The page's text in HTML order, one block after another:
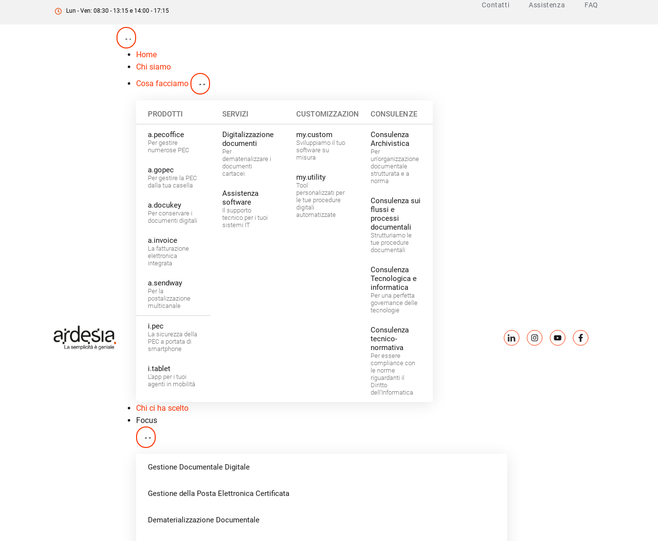
Lun - Ven: 08:30 - 13:15 e 14:00 - 17:15
Contatti Assistenza FAQ
Home
Chi siamo
Cosa facciamo
PRODOTTI
a.pecoffice
Per gestire
numerose PEC
a.gopec
Per gestire la PEC
dalla tua casella
a.docukey
Per conservare i
documenti digitali
a.invoice
La fatturazione
elettronica
integrata
a.sendway
Per la
postalizzazione
multicanale
i.pec
La sicurezza della
PEC a portata di
smartphone
i.tablet
L’app per i tuoi
agenti in mobilità
SERVIZI
Digitalizzazione
documenti
Per
dematerializzare i
documenti
cartacei
Assistenza
software
Il supporto
tecnico per i tuoi
sistemi IT
CUSTOMIZZAZIONI
my.custom
Sviluppiamo il tuo
software su
misura
my.utility
Tool
personalizzati per
le tue procedure
digitali
automatizzate
CONSULENZE
Consulenza
Archivistica
Per
un'organizzazione
documentale
strutturata e a
norma
Consulenza sui
flussi e
processi
documentali
Strutturiamo le
tue procedure
documentali
Consulenza
Tecnologica e
informatica
Per una perfetta
governance delle
tecnologie
Consulenza
tecnico-
normativa
Per essere
compliance con
le norme
riguardanti il
Diritto
dell'Informatica
Chi ci ha scelto
Focus
Gestione Documentale Digitale
Gestione della Posta Elettronica Certificata
Dematerializzazione Documentale